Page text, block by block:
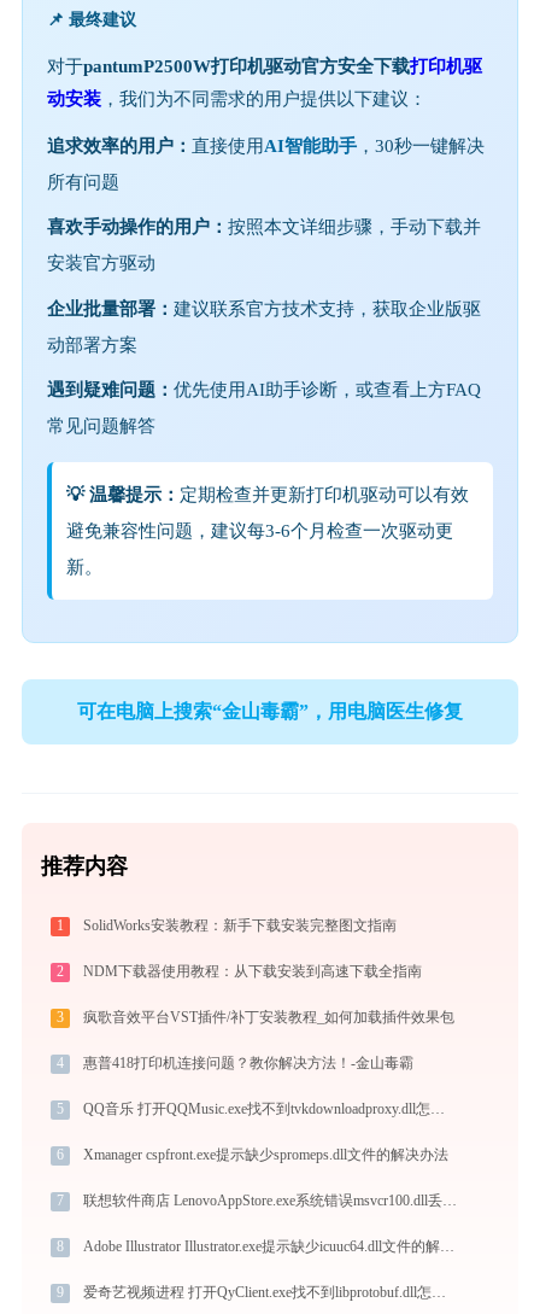
📌 最终建议
对于pantumP2500W打印机驱动官方安全下载打印机驱
动安装，我们为不同需求的用户提供以下建议：
追求效率的用户： 直接使用AI智能助手，30秒一键解决
所有问题
喜欢手动操作的用户： 按照本文详细步骤，手动下载并
安装官方驱动
企业批量部署： 建议联系官方技术支持，获取企业版驱
动部署方案
遇到疑难问题： 优先使用AI助手诊断，或查看上方FAQ
常见问题解答
💡 温馨提示： 定期检查并更新打印机驱动可以有效
避免兼容性问题，建议每3-6个月检查一次驱动更
新。
可在电脑上搜索“金山毒霸”，用电脑医生修复
推荐内容
1 SolidWorks安装教程：新手下载安装完整图文指南
2 NDM下载器使用教程：从下载安装到高速下载全指南
3 疯歌音效平台VST插件/补丁安装教程_如何加载插件效果包
4 惠普418打印机连接问题？教你解决方法！-金山毒霸
5 QQ音乐 打开QQMusic.exe找不到tvkdownloadproxy.dll怎么办
6 Xmanager cspfront.exe提示缺少spromeps.dll文件的解决办法
7 联想软件商店 LenovoAppStore.exe系统错误msvcr100.dll丢失如何解决
8 Adobe Illustrator Illustrator.exe提示缺少icuuc64.dll文件的解决办法
9 爱奇艺视频进程 打开QyClient.exe找不到libprotobuf.dll怎么办